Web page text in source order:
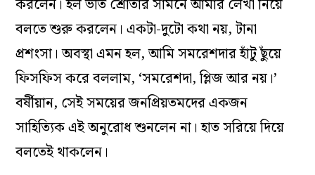
করলেন। হল ভর্তি শ্রোতার সামনে আমার লেখা নিয়ে
বলতে শুরু করলেন। একটা-দুটো কথা নয়, টানা
প্রশংসা। অবস্থা এমন হল, আমি সমরেশদার হাঁটু ছুঁয়ে
ফিসফিস করে বললাম, ‘‌সমরেশদা, প্লিজ আর নয়।’‌
বর্ষীয়ান, সেই সময়ের জনপ্রিয়তমদের একজন
সাহিত্যিক এই অনুরোধ শুনলেন না। হাত সরিয়ে দিয়ে
বলতেই থাকলেন।